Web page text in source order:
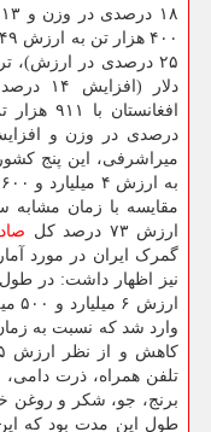
ارزش ۷۳ درصد کل
گمرک ایران در مورد آمار
تلفن همراه، ذرت دامی،
برنج، جو، شکر و روغن